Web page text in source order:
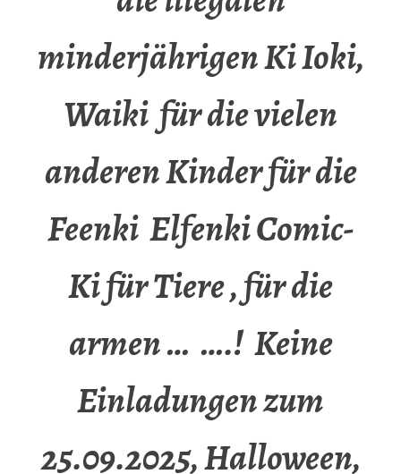
minderjährigen Ki Ioki,
Waiki für die vielen
anderen Kinder für die
Feenki Elfenki Comic-
Ki für Tiere , für die
armen … ….! Keine
Einladungen zum
25.09.2025, Halloween,